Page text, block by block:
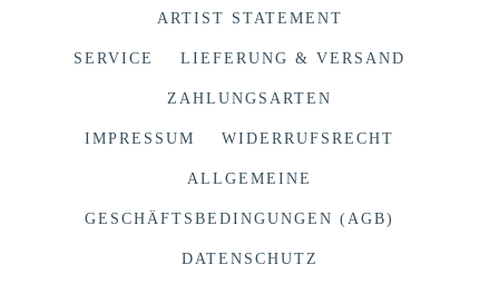
ARTIST STATEMENT
SERVICE LIEFERUNG & VERSAND
ZAHLUNGSARTEN
IMPRESSUM WIDERRUFSRECHT
ALLGEMEINE
GESCHÄFTSBEDINGUNGEN (AGB)
DATENSCHUTZ